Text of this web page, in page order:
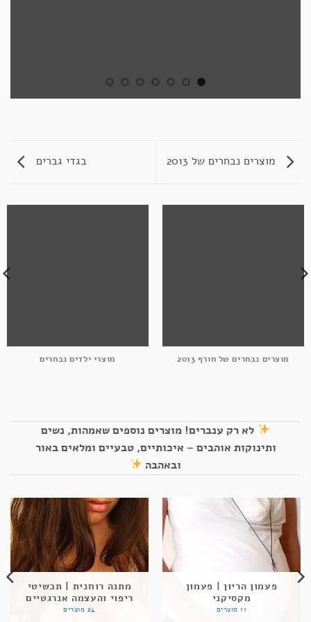
מוצרים נבחרים של 2013 בגדי גברים
מוצרים נבחרים של חורף 2013 מוצרי ילדים נבחרים
לא רק ענברים! מוצרים נוספים שאמהות, נשים
ותינוקות אוהבים – איכותיים, טבעיים ומלאים באור
ובאהבה
פעמון הריון | פעמון
מקסיקני
11 מוצרים
מתנה רוחנית | תכשיטי
ריפוי והעצמה אנרגטיים
24 מוצרים